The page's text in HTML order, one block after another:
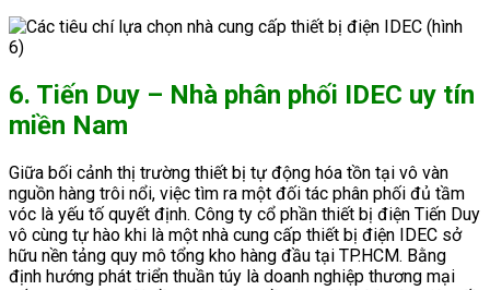
6. Tiến Duy – Nhà phân phối IDEC uy tín
miền Nam
Giữa bối cảnh thị trường thiết bị tự động hóa tồn tại vô vàn
nguồn hàng trôi nổi, việc tìm ra một đối tác phân phối đủ tầm
vóc là yếu tố quyết định. Công ty cổ phần thiết bị điện Tiến Duy
vô cùng tự hào khi là một nhà cung cấp thiết bị điện IDEC sở
hữu nền tảng quy mô tổng kho hàng đầu tại TP.HCM. Bằng
định hướng phát triển thuần túy là doanh nghiệp thương mại